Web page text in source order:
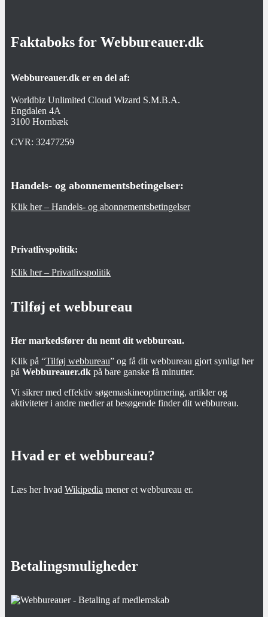
Faktaboks for Webbureauer.dk
Webbureauer.dk er en del af:
Worldbiz Unlimited Cloud Wizard S.M.B.A.
Engdalen 4A
3100 Hornbæk
CVR: 32477259
Handels- og abonnementsbetingelser:
Klik her – Handels- og abonnementsbetingelser
Privatlivspolitik:
Klik her – Privatlivspolitik
Tilføj et webbureau
Her markedsfører du nemt dit webbureau.
Klik på “Tilføj webbureau” og få dit webbureau gjort synligt her
på Webbureauer.dk på bare ganske få minutter.
Vi sikrer med effektiv søgemaskineoptimering, artikler og
aktiviteter i andre medier at besøgende finder dit webbureau.
Hvad er et webbureau?
Læs her hvad Wikipedia mener et webbureau er.
Betalingsmuligheder